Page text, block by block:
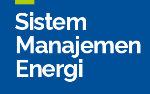
Sistem
Manajemen
Energi